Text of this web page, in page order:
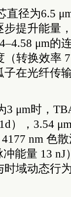
直径为6.5
提升能量
μm的
转换效率
子在光纤传
3 μm时，
），3.54
nm 色
能量 13
域动态行